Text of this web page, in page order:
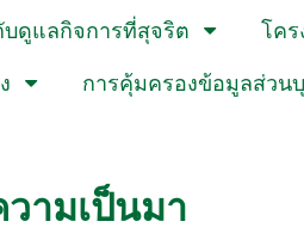
บดูแลกิจการที่สุจริต โคร
การคุ้มครองข้อมูลส่วน
วามเป็นมา